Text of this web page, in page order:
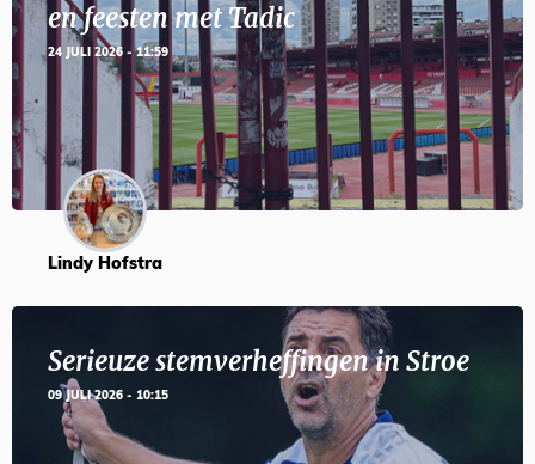
en feesten met Tadic
24 JULI 2026 - 11:59
Lindy Hofstra
Serieuze stemverheffingen in Stroe
09 JULI 2026 - 10:15